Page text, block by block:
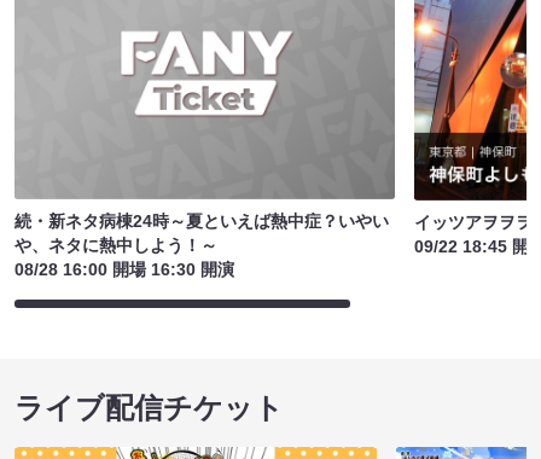
続・新ネタ病棟24時～夏といえば熱中症？いやい
や、ネタに熱中しよう！～
08/28 16:00 開場 16:30 開演
イッツアヲヲヲ
09/22 18:45 開
ライブ配信チケット